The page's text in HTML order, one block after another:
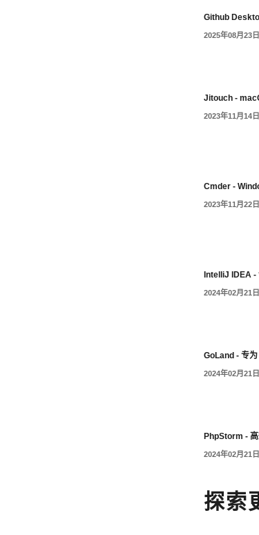
Github
2025年08月23日
Jitouch -
2023年11月14日
Cmder -
2023年11月22日
IntelliJ IDEA
2024年02月21日
GoLand - 专
2024年02月21日
PhpStorm -
2024年02月21日
探索